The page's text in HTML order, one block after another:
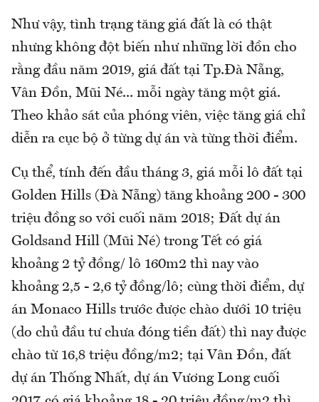
Như vậy, tình trạng tăng giá đất là có thật
nhưng không đột biến như những lời đồn cho
rằng đầu năm 2019, giá đất tại Tp.Đà Nẵng,
Vân Đồn, Mũi Né... mỗi ngày tăng một giá.
Theo khảo sát của phóng viên, việc tăng giá chỉ
diễn ra cục bộ ở từng dự án và từng thời điểm.
Cụ thể, tính đến đầu tháng 3, giá mỗi lô đất tại
Golden Hills (Đà Nẵng) tăng khoảng 200 - 300
triệu đồng so với cuối năm 2018; Đất dự án
Goldsand Hill (Mũi Né) trong Tết có giá
khoảng 2 tỷ đồng/ lô 160m2 thì nay vào
khoảng 2,5 - 2,6 tỷ đồng/lô; cùng thời điểm, dự
án Monaco Hills trước được chào dưới 10 triệu
(do chủ đầu tư chưa đóng tiền đất) thì nay được
chào từ 16,8 triệu đồng/m2; tại Vân Đồn, đất
dự án Thống Nhất, dự án Vương Long cuối